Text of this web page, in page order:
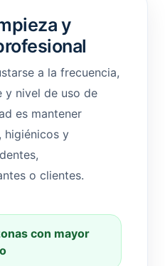
y
a la frecuencia,
y nivel de uso de
es mantener
higiénicos y
o clientes.
con mayor